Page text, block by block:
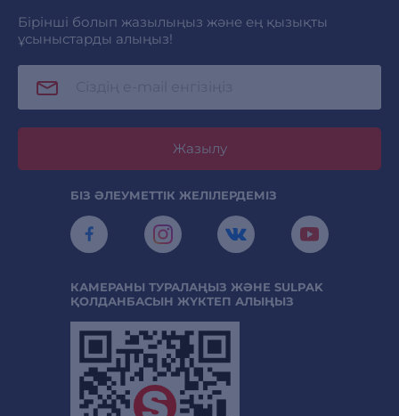
Бірінші болып жазылыңыз және ең қызықты
ұсыныстарды алыңыз!
Жазылу
БІЗ ӘЛЕУМЕТТІК ЖЕЛІЛЕРДЕМІЗ
КАМЕРАНЫ ТУРАЛАҢЫЗ ЖӘНЕ SULPAK
ҚОЛДАНБАСЫН ЖҮКТЕП АЛЫҢЫЗ